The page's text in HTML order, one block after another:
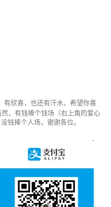
有欣喜，也还有汗水，希望你喜
，有钱捧个钱场（右上角的爱心
钱捧个人场，谢谢各位。